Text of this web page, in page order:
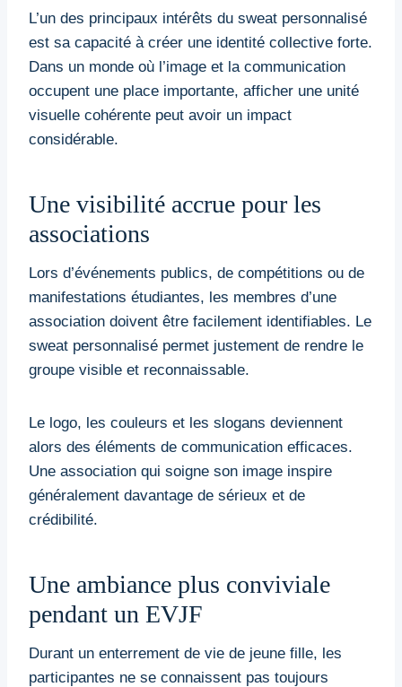
L’un des principaux intérêts du sweat personnalisé
est sa capacité à créer une identité collective forte.
Dans un monde où l’image et la communication
occupent une place importante, afficher une unité
visuelle cohérente peut avoir un impact
considérable.
Une visibilité accrue pour les
associations
Lors d’événements publics, de compétitions ou de
manifestations étudiantes, les membres d’une
association doivent être facilement identifiables. Le
sweat personnalisé permet justement de rendre le
groupe visible et reconnaissable.
Le logo, les couleurs et les slogans deviennent
alors des éléments de communication efficaces.
Une association qui soigne son image inspire
généralement davantage de sérieux et de
crédibilité.
Une ambiance plus conviviale
pendant un EVJF
Durant un enterrement de vie de jeune fille, les
participantes ne se connaissent pas toujours